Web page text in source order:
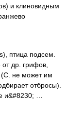
и клиновидным
птица подсем.
др. грифов,
(С. не может им
отбросы).
и&#8230; …